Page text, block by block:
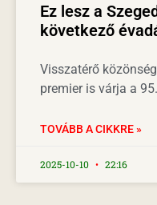
Ez lesz a
következő
Visszatérő
premier is várja a
TOVÁBB A CIKKRE »
2025-10-10 22:16